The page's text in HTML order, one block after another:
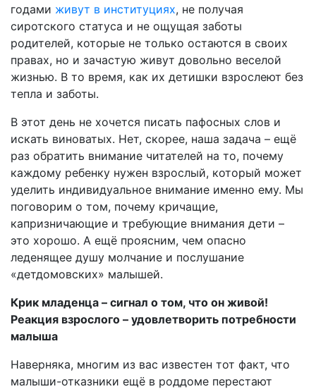
годами живут в институциях, не получая
сиротского статуса и не ощущая заботы
родителей, которые не только остаются в своих
правах, но и зачастую живут довольно веселой
жизнью. В то время, как их детишки взрослеют без
тепла и заботы.
В этот день не хочется писать пафосных слов и
искать виноватых. Нет, скорее, наша задача – ещё
раз обратить внимание читателей на то, почему
каждому ребенку нужен взрослый, который может
уделить индивидуальное внимание именно ему. Мы
поговорим о том, почему кричащие,
капризничающие и требующие внимания дети –
это хорошо. А ещё проясним, чем опасно
леденящее душу молчание и послушание
«детдомовских» малышей.
Крик младенца – сигнал о том, что он живой!
Реакция взрослого – удовлетворить потребности
малыша
Наверняка, многим из вас известен тот факт, что
малыши-отказники ещё в роддоме перестают